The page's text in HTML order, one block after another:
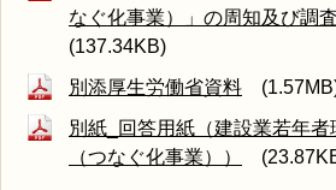
なぐ化事業）」の周知及び調
(137.34KB)
別添厚生労働省資料
別紙_回答用紙（建設業若年
（つなぐ化事業））